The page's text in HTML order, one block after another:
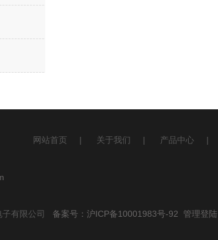
网站首页 | 关于我们 | 产品中心 |
子有限公司 备案号：沪ICP备10001983号-92 管理登陆